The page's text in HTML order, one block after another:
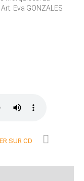
Eva GONZALES
SUR CD